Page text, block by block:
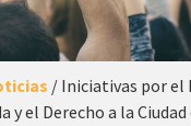
/ Iniciativas por el
y el Derecho a la Ciudad